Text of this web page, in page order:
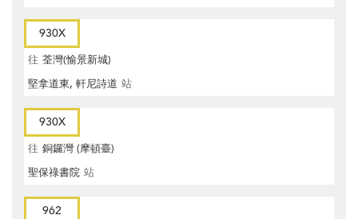
930X
往 荃灣(愉景新城)
堅拿道東, 軒尼詩道 站
930X
往 銅鑼灣 (摩頓臺)
聖保祿書院 站
962